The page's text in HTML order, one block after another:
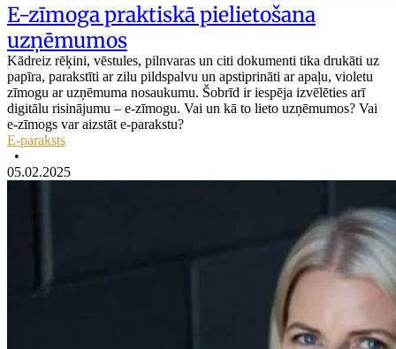
E-zīmoga praktiskā pielietošana
uzņēmumos
Kādreiz rēķini, vēstules, pilnvaras un citi dokumenti tika drukāti uz
papīra, parakstīti ar zilu pildspalvu un apstiprināti ar apaļu, violetu
zīmogu ar uzņēmuma nosaukumu. Šobrīd ir iespēja izvēlēties arī
digitālu risinājumu – e-zīmogu. Vai un kā to lieto uzņēmumos? Vai
e-zīmogs var aizstāt e-parakstu?
E-paraksts
•
05.02.2025